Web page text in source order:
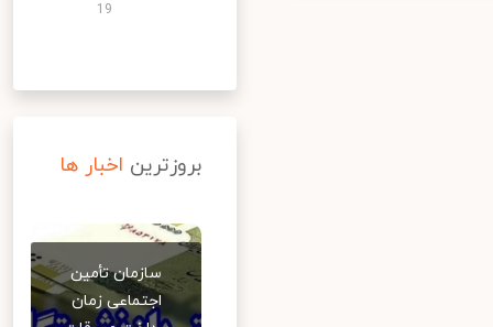
19
بروزترین اخبار ها
سازمان تأمین
اجتماعی زمان